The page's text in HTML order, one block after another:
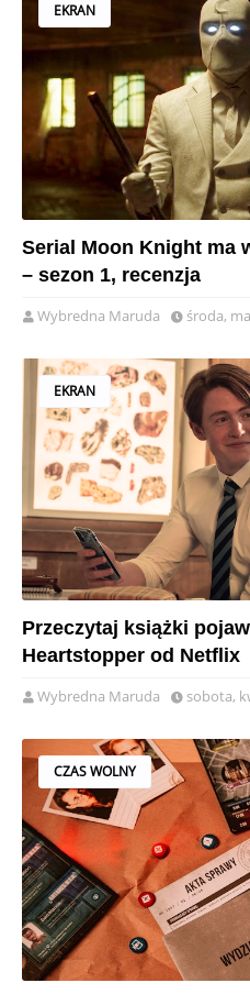
EKRAN
Serial Moon Knight ma
– sezon 1, recenzja
Wybredna Maruda środa,
EKRAN
Przeczytaj książki
Heartstopper od Netflix
Wybredna Maruda sobota,
CZAS WOLNY